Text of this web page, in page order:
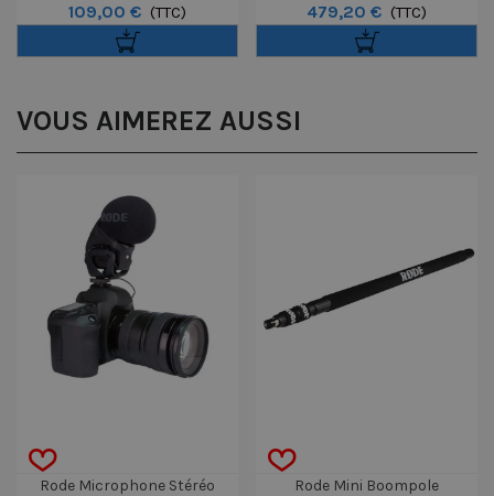
Vidéo
109,00 € (TTC)
Rodecaster Duo
479,20 € (TTC)
VOUS AIMEREZ AUSSI
Rode Microphone Stéréo
Rode Mini Boompole